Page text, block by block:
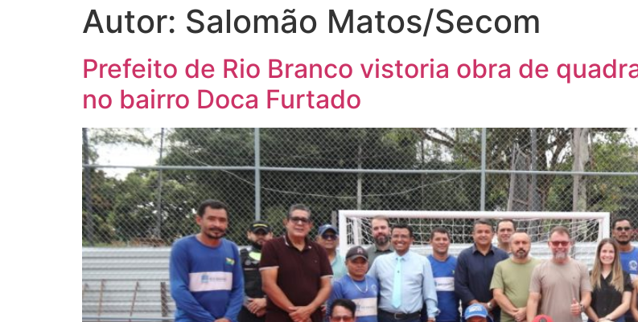
Autor: Salomão Matos/Secom
Prefeito de Rio Branco vistoria obra de
no bairro Doca Furtado